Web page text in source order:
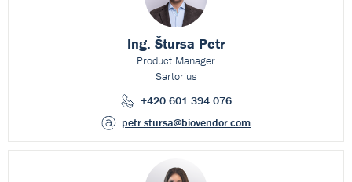
Ing. Štursa Petr
Product Manager
Sartorius
+420 601 394 076
petr.stursa@biovendor.com